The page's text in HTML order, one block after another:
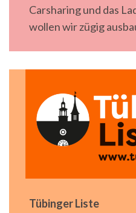
Carsharing und das
wollen wir zügig
Tübinger Liste